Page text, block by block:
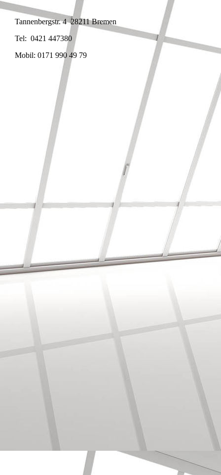
Tannenbergstr. 4 28211 Bremen
Tel: 0421 447380
Mobil: 0171 990 49 79